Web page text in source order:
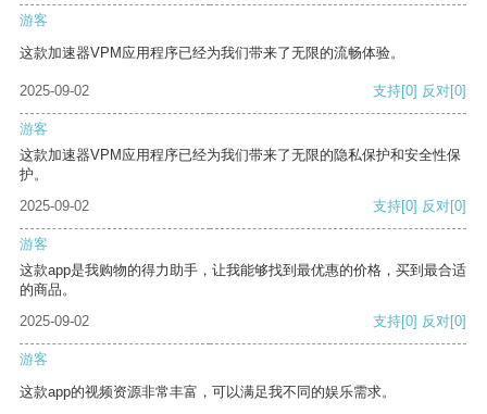
游客
这款加速器VPM应用程序已经为我们带来了无限的流畅体验。
2025-09-02 支持[0] 反对[0]
游客
这款加速器VPM应用程序已经为我们带来了无限的隐私保护和安全性保
护。
2025-09-02
支持[0] 反对[0]
游客
这款app是我购物的得力助手，让我能够找到最优惠的价格，买到最合适
的商品。
2025-09-02
支持[0] 反对[0]
游客
这款app的视频资源非常丰富，可以满足我不同的娱乐需求。